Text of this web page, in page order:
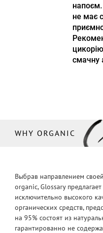
напоєм.
не має
смачну
WHY ORGANIC
Выбрав направлением
organic, Glossary
исключительно высокого
органических средств,
на 95% состоят из
гарантированно не